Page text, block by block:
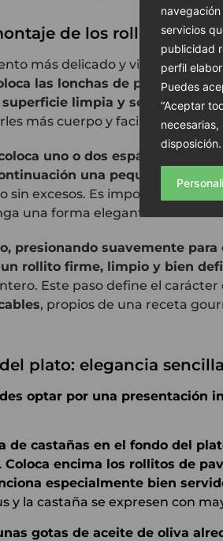
servicios
publicidad
perfil
Puedes
“Aceptar
disposición.
de los rollitos de
más delicado y visual de la
las lonchas de pavo con
limpia y seca
.
más cuerpo y facilitar el
uno o dos espárragos
una pequeña
excesos. Es importante no
una forma elegante.
presionando suavemente
un rollito firme, limpio y bien
Este paso define el carácter
, propios de una receta
plato: elegancia
optar por una presentación
de castañas en el fondo del
Coloca encima los rollitos de
especialmente bien
y la castaña se expresen con
gotas de aceite de oliva